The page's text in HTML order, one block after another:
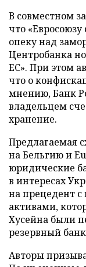
В совместном
что
опеку над
Центробанка
ЕС». При этом
что о
мнению, Банк
владельцем
хранение.
Предлагаемая
на Бельгию и
юридические
в интересах
на прецедент
активами,
Хусейна были
резервный
Авторы